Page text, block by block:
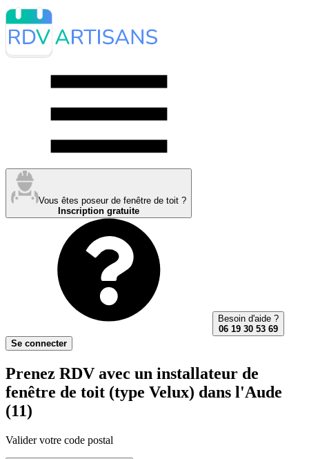
Vous êtes poseur de fenêtre de toit ?
Inscription gratuite
Besoin d'aide ?
06 19 30 53 69
Se connecter
Prenez RDV avec un installateur de
fenêtre de toit (type Velux) dans l'Aude
(11)
Valider votre code postal